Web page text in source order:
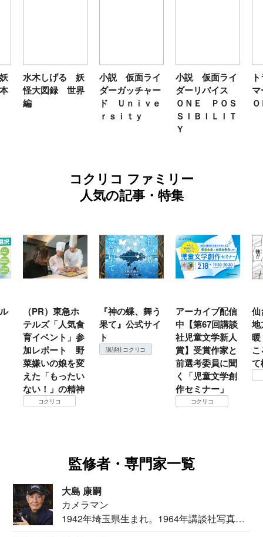
水木しげる 妖
怪大図録 世界
編
小説 仮面ライ
ダーガッチャー
ド Ｕｎｉｖｅ
ｒｓｉｔｙ
小説 仮面ライ
ダーリバイス
ＯＮＥ ＰＯＳ
ＳＩＢＩＬＩＴ
Ｙ
コクリコ ファミリー
人気の記事・特集
（PR）東急ホ
テルズ「人気食
育イベント」参
加レポート 野
菜嫌いの娘を変
えた「もったい
ない！」の精神
コクリコ
『神の蝶、舞う
果て』公式サイ
ト
講談社コクリコ
アーカイブ配信
中【第67回講談
社児童文学新人
賞】受賞作家と
前選考委員に聞
く「児童文学創
作セミナー」
コクリコ
仙
地
て
監修者・専門家一覧
大島 康嗣
カメラマン
1942年埼玉県生まれ。1964年講談社写真部